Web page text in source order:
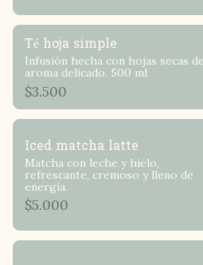
Té hoja simple
Infusión hecha con hojas secas
aroma delicado. 500 ml
$3.500
Iced matcha latte
Matcha con leche y hielo,
refrescante, cremoso y lleno de
energía.
$5.000